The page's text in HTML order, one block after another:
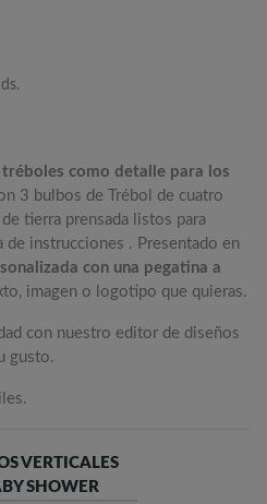
como detalle para los
3 bulbos de Trébol de cuatro
tierra prensada listos para
instrucciones . Presentado en
con una pegatina a
imagen o logotipo que quieras.
con nuestro editor de diseños
gusto.
VERTICALES
SHOWER